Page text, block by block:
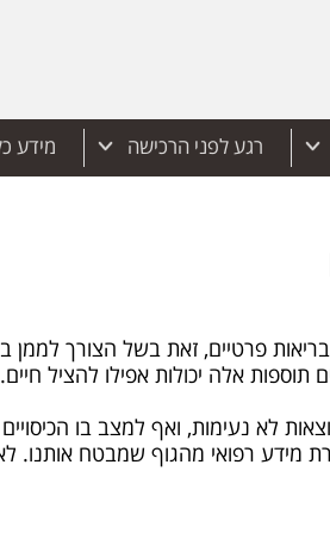
רגע לפני הרכישה מידע
פרטיים, זאת בשל הצורך לממן
תוספות אלה יכולות אפילו להציל חיים.
לא נעימות, ואף למצב בו
מידע רפואי מהגוף שמבטח אותנו.